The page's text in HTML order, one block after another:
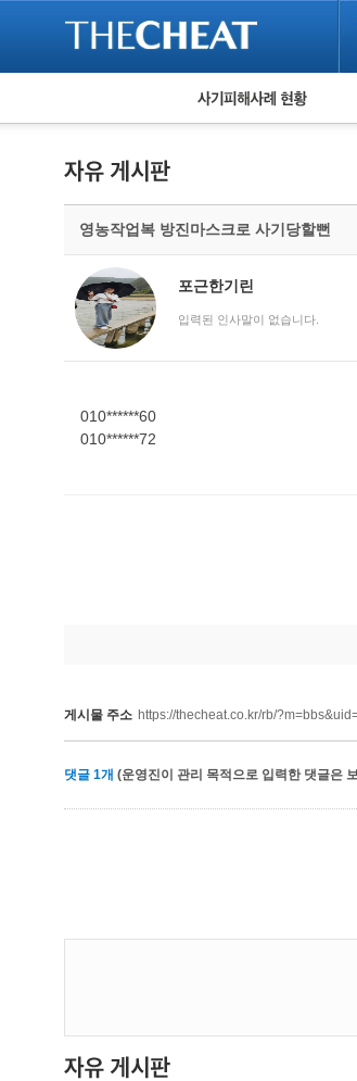
피해사례 현황
보이스피싱 피해사례
유해사이트 목록
비공개 피해사례
영농작업복 방진마스크로 사기당할뻔
포근한기린
입력된 인사말이 없습니다.
010******60
010******72
게시물 주소 https://thecheat.co.kr/rb/
댓글 1개 (운영진이 관리 목적으로 입력한 댓글은